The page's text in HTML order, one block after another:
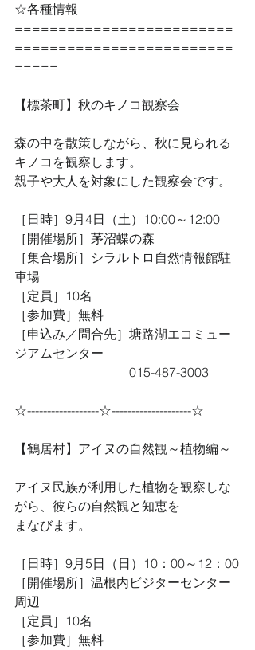
☆各種情報
=========================
=========================
=====
【標茶町】秋のキノコ観察会
森の中を散策しながら、秋に見られる
キノコを観察します。
親子や大人を対象にした観察会です。
［日時］9月4日（土）10:00～12:00
［開催場所］茅沼蝶の森
［集合場所］シラルトロ自然情報館駐
車場
［定員］10名
［参加費］無料
［申込み／問合先］塘路湖エコミュー
ジアムセンター
015-487-3003
☆------------------☆--------------------☆
【鶴居村】アイヌの自然観～植物編～
アイヌ民族が利用した植物を観察しな
がら、彼らの自然観と知恵を
まなびます。
［日時］9月5日（日）10：00～12：00
［開催場所］温根内ビジターセンター
周辺
［定員］10名
［参加費］無料